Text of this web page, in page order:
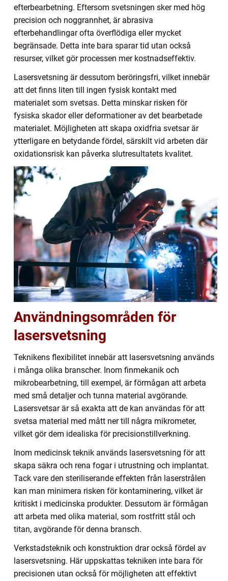
efterbearbetning. Eftersom svetsningen sker med hög
precision och noggrannhet, är abrasiva
efterbehandlingar ofta överflödiga eller mycket
begränsade. Detta inte bara sparar tid utan också
resurser, vilket gör processen mer kostnadseffektiv.
Lasersvetsning är dessutom beröringsfri, vilket innebär
att det finns liten till ingen fysisk kontakt med
materialet som svetsas. Detta minskar risken för
fysiska skador eller deformationer av det bearbetade
materialet. Möjligheten att skapa oxidfria svetsar är
ytterligare en betydande fördel, särskilt vid arbeten där
oxidationsrisk kan påverka slutresultatets kvalitet.
Användningsområden för
lasersvetsning
Teknikens flexibilitet innebär att lasersvetsning används
i många olika branscher. Inom finmekanik och
mikrobearbetning, till exempel, är förmågan att arbeta
med små detaljer och tunna material avgörande.
Lasersvetsar är så exakta att de kan användas för att
svetsa material med mått ner till några mikrometer,
vilket gör dem idealiska för precisionstillverkning.
Inom medicinsk teknik används lasersvetsning för att
skapa säkra och rena fogar i utrustning och implantat.
Tack vare den steriliserande effekten från laserstrålen
kan man minimera risken för kontaminering, vilket är
kritiskt i medicinska produkter. Dessutom är förmågan
att arbeta med olika material, som rostfritt stål och
titan, avgörande för denna bransch.
Verkstadsteknik och konstruktion drar också fördel av
lasersvetsning. Här uppskattas tekniken inte bara för
precisionen utan också för möjligheten att effektivt